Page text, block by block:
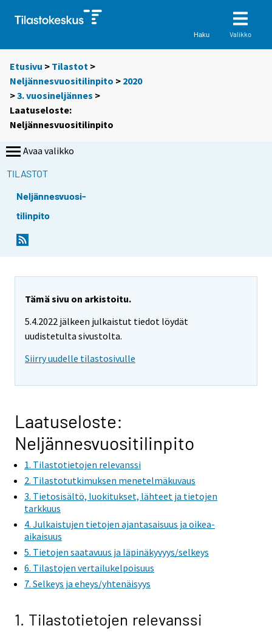
Haku Valikko
Etusivu > Tilastot >
Neljännesvuositilinpito > 2020
>3. vuosineljännes >
Laatuseloste:
Neljännesvuositilinpito
Avaa valikko
TILASTOT
Neljännesvuosi-
tilinpito
Tämä sivu on arkistoitu.
5.4.2022 jälkeen julkaistut tiedot löydät
uudistetulta sivustolta.
Siirry uudelle tilastosivulle
Laatuseloste:
Neljännesvuositilinpito
1. Tilastotietojen relevanssi
2. Tilastotutkimuksen menetelmäkuvaus
3. Tietosisältö, luokitukset, lähteet ja tietojen
tarkkuus
4. Julkaistujen tietojen ajantasaisuus ja oikea-
aikaisuus
5. Tietojen saatavuus ja läpinäkyvyys/selkeys
6. Tilastojen vertailukelpoisuus
7. Selkeys ja eheys/yhtenäisyys
1. Tilastotietojen relevanssi